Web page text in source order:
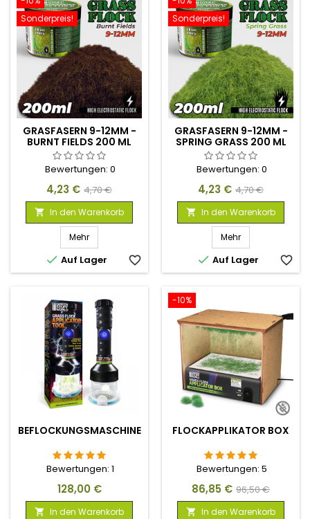
Sonderpreis!
GRASFASERN 9-12MM -
BURNT FIELDS 200 ML
Bewertungen: 0
Preis
4,23 € Verkaufspreis
4,70 €
 In den Warenkorb
Mehr
 Auf Lager favorite_border
Sonderpreis!
GRASFASERN 9-12MM -
SPRING GRASS 200 ML
Bewertungen: 0
Preis
4,23 € Verkaufspreis
4,70 €
 In den Warenkorb
Mehr
 Auf Lager favorite_border
BEFLOCKUNGSMASCHINE
Bewertungen: 1
Preis
128,00 €
 In den Warenkorb
-10%
FLOCKAPPLIKATOR BOX
Bewertungen: 5
Preis
86,85 € Verkaufspreis
96,50 €
 In den Warenkorb